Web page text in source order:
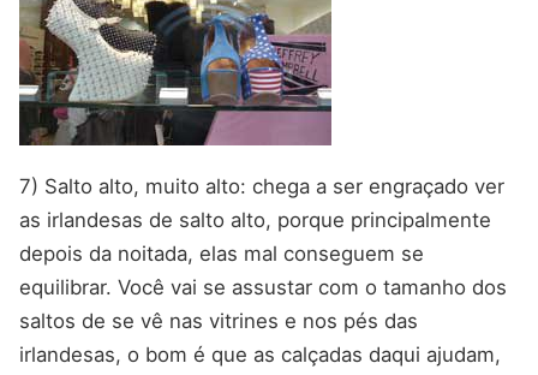
7) Salto alto, muito alto: chega a ser engraçado ver
as irlandesas de salto alto, porque principalmente
depois da noitada, elas mal conseguem se
equilibrar. Você vai se assustar com o tamanho dos
saltos de se vê nas vitrines e nos pés das
irlandesas, o bom é que as calçadas daqui ajudam,